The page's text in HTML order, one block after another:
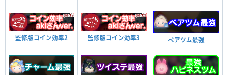
監修版コイン効率2 監修版コイン効率3 ペアツム最強